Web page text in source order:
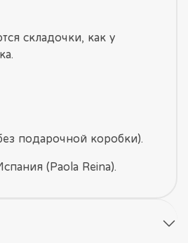
складочки, как у
подарочной коробки).
(Paola Reina).